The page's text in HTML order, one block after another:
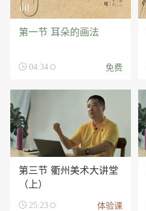

第一节 耳朵的画法
 04:34 免费
第三节 衢州美术大讲堂
（上）
 25:23 体验课